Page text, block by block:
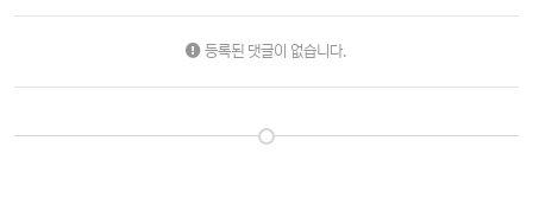
등록된 댓글이 없습니다.